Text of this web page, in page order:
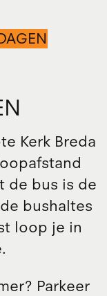
Kerk Breda
de bus is de
bushaltes
loop je in
Parkeer